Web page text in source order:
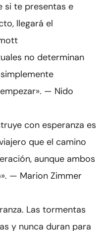
si te presentas e
llegará el
no determinan
— Nido
con esperanza es
que el camino
aunque ambos
— Marion Zimmer
Las tormentas
y nunca duran para